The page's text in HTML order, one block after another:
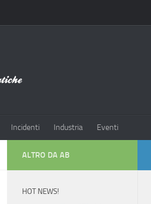
Incidenti Industria Eventi
ALTRO DA AB
HOT NEWS!